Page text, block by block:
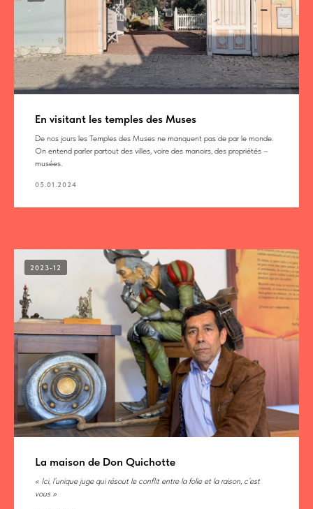
En visitant les temples des Muses
De nos jours les Temples des Muses ne manquent pas de par le monde.
On entend parler partout des villes, voire des manoirs, des propriétés –
musées.
05.01.2024
2023-12
La maison de Don Quichotte
« Ici, l’unique juge qui résout le conflit entre la folie et la raison, c’est
vous »